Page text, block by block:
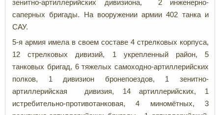
зенитно-артиллерийских дивизиона, 2 инженерно-
саперных бригады. На вооружении армии 402 танка и
САУ.
5-я армия имела в своем составе 4 стрелковых корпуса,
12 стрелковых дивизий, 1 укрепленный район, 5
танковых бригад, 6 тяжелых самоходно-артиллерийских
полков, 1 дивизион бронепоездов, 1 зенитно-
артиллерийская дивизия, 14 артиллерийских, 1
истребительно-противотанковая, 4 миномётных, 3